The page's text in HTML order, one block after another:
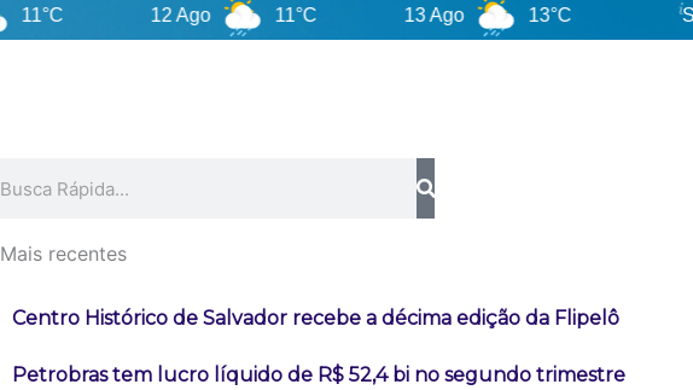
11°C 13°C Santa
Mais recentes
Centro Histórico de Salvador recebe a décima edição da Flipelô
Petrobras tem lucro líquido de R$ 52,4 bi no segundo trimestre